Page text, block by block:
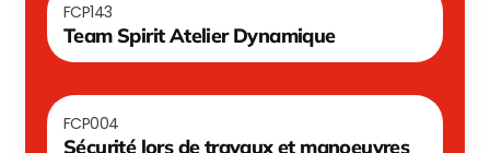
FCP143
Team Spirit Atelier Dynamique
FCP004
Sécurité lors de travaux et manoeuvres